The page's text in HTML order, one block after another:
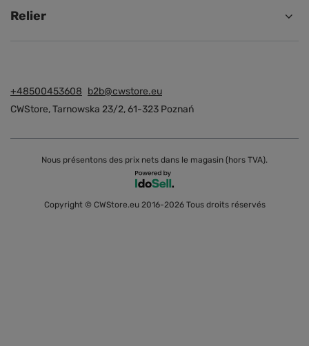
Relier
+48500453608 b2b@cwstore.eu
CWStore,Tarnowska 23/2,61-323 Poznań
Nous présentons des prix nets dans le magasin (hors TVA).
Copyright © CWStore.eu 2016-2026 Tous droits réservés